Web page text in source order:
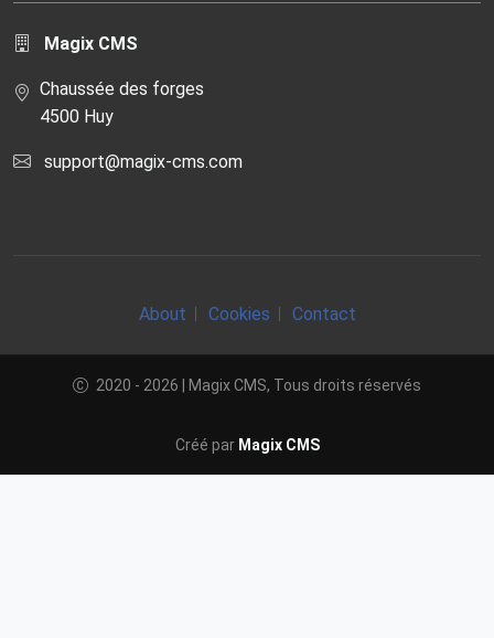
Magix CMS
Chaussée des forges
4500 Huy
support@magix-cms.com
About Cookies Contact
2020 - 2026 | Magix CMS, Tous droits réservés
Créé par Magix CMS